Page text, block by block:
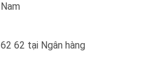
62 tại Ngân hàng